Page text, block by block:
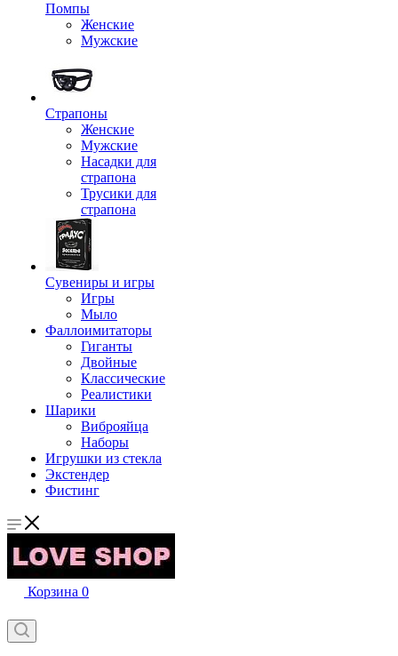
Помпы
Женские
Мужские
Страпоны
Женские
Мужские
Насадки для
страпона
Трусики для
страпона
Сувениры и игры
Игры
Мыло
Фаллоимитаторы
Гиганты
Двойные
Классические
Реалистики
Шарики
Виброяйца
Наборы
Игрушки из стекла
Экстендер
Фистинг
Корзина 0